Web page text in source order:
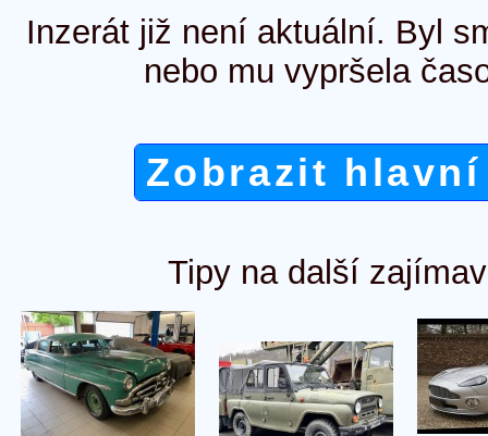
Inzerát již není aktuální. Byl
nebo mu vypršela
Zobrazit
Tipy na další